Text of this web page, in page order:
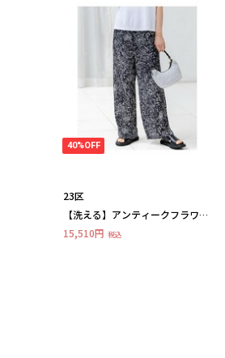
40%OFF
23区
【洗える】アンティークフラワー
プリント ワイド パンツ
15,510円 税込